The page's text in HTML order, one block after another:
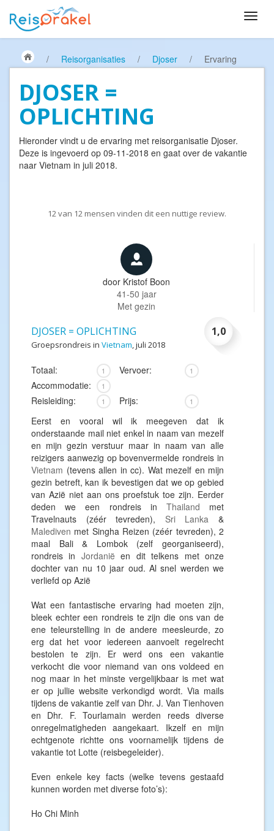
/ Reisorganisaties / Djoser / Ervaring
DJOSER =
OPLICHTING
Hieronder vindt u de ervaring met reisorganisatie Djoser.
Deze is ingevoerd op 09-11-2018 en gaat over de vakantie
naar Vietnam in juli 2018.
12van 12mensen vinden dit een nuttige review.
door Kristof Boon
41-50 jaar
Met gezin
1,0
DJOSER = OPLICHTING
Groepsrondreis in Vietnam, juli 2018
Totaal: 1 Vervoer: 1
Accommodatie: 1
Reisleiding: 1 Prijs: 1
Eerst en vooral wil ik meegeven dat ik
onderstaande mail niet enkel in naam van mezelf
en mijn gezin verstuur maar in naam van alle
reizigers aanwezig op bovenvermelde rondreis in
Vietnam (tevens allen in cc). Wat mezelf en mijn
gezin betreft, kan ik bevestigen dat we op gebied
van Azië niet aan ons proefstuk toe zijn. Eerder
deden we een rondreis in Thailand met
Travelnauts (zéér tevreden), Sri Lanka &
Malediven met Singha Reizen (zéér tevreden), 2
maal Bali & Lombok (zelf georganiseerd),
rondreis in Jordanië en dit telkens met onze
dochter van nu 10 jaar oud. Al snel werden we
verliefd op Azië
Wat een fantastische ervaring had moeten zijn,
bleek echter een rondreis te zijn die ons van de
ene teleurstelling in de andere meesleurde, zo
erg dat het voor iedereen aanvoelt regelrecht
bestolen te zijn. Er werd ons een vakantie
verkocht die voor niemand van ons voldeed en
nog maar in het minste vergelijkbaar is met wat
er op jullie website verkondigd wordt. Via mails
tijdens de vakantie zelf van Dhr. J. Van Tienhoven
en Dhr. F. Tourlamain werden reeds diverse
onregelmatigheden aangekaart. Ikzelf en mijn
echtgenote richtte ons voornamelijk tijdens de
vakantie tot Lotte (reisbegeleider).
Even enkele key facts (welke tevens gestaafd
kunnen worden met diverse foto’s):
Ho Chi Minh